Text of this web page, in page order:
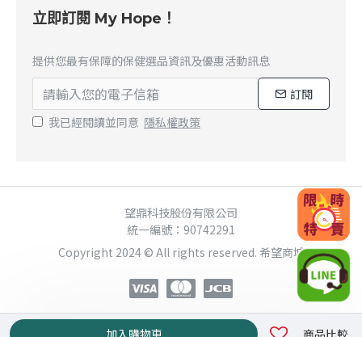
加入購物車 商品比較
立即訂閱 My Hope！
提供您最有保障的保健選品資訊及優惠活動訊息
訂閱
我已經閱讀並同意 隱私權政策
望鼎科技股份有限公司
統一編號：90742291
Copyright 2024 © All rights reserved. 希望商城